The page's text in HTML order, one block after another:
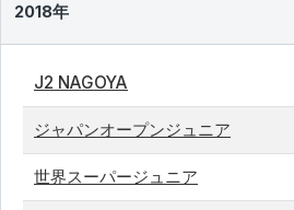
2018年
J2 NAGOYA
ジャパンオープンジュニア
世界スーパージュニア